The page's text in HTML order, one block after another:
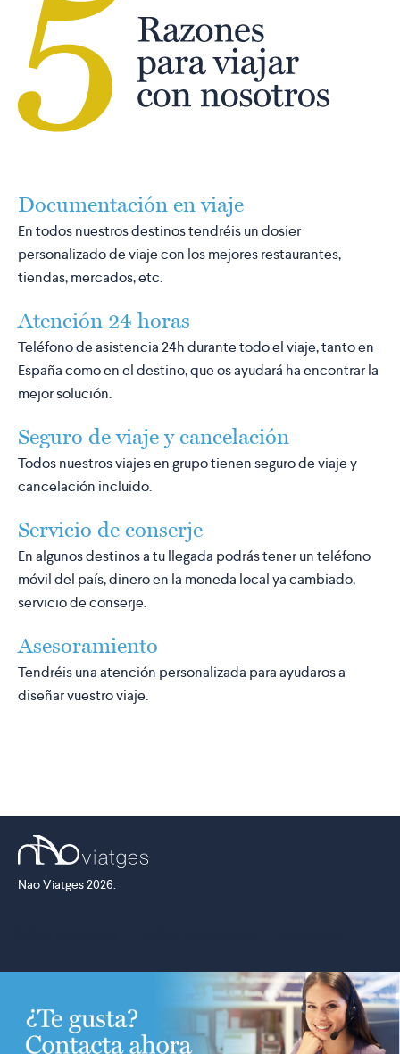
Documentación en viaje
En todos nuestros destinos tendréis un dosier
personalizado de viaje con los mejores restaurantes,
tiendas, mercados, etc.
Atención 24 horas
Teléfono de asistencia 24h durante todo el viaje, tanto en
España como en el destino, que os ayudará ha encontrar la
mejor solución.
Seguro de viaje y cancelación
Todos nuestros viajes en grupo tienen seguro de viaje y
cancelación incluido.
Servicio de conserje
En algunos destinos a tu llegada podrás tener un teléfono
móvil del país, dinero en la moneda local ya cambiado,
servicio de conserje.
Asesoramiento
Tendréis una atención personalizada para ayudaros a
diseñar vuestro viaje.
Nao Viatges 2026.